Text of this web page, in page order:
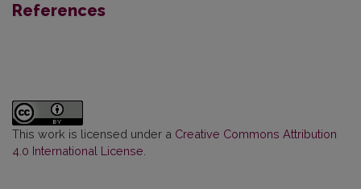
References
This work is licensed under a Creative Commons Attribution
4.0 International License.